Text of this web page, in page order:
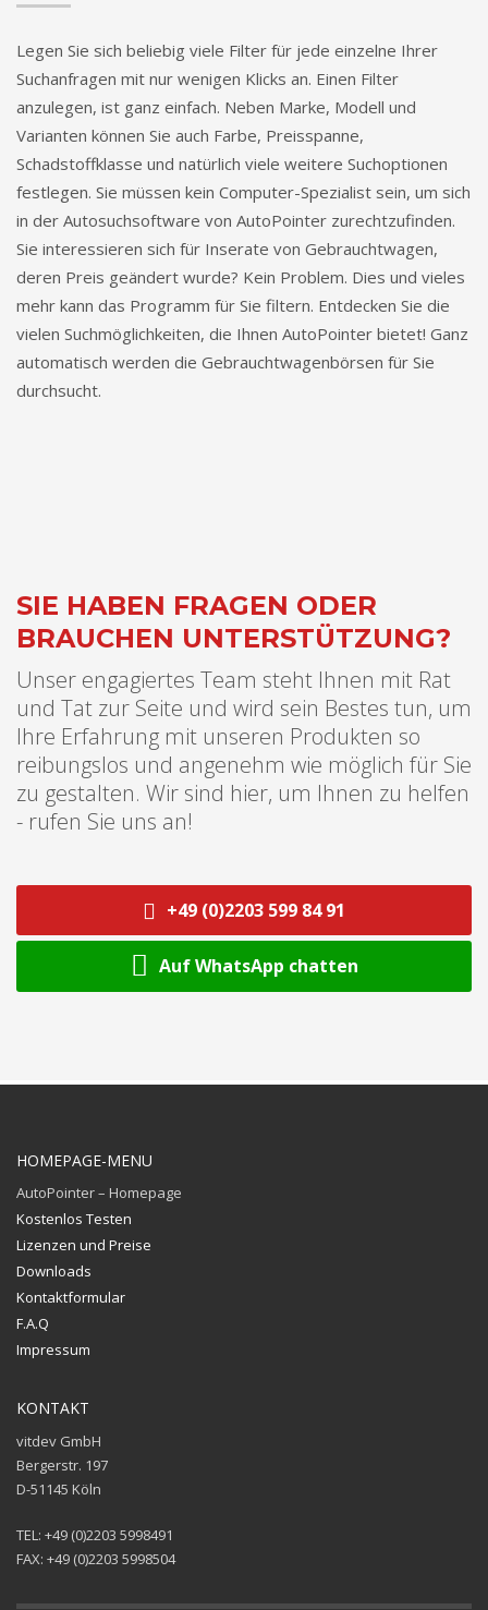
Legen Sie sich beliebig viele Filter für jede einzelne Ihrer
Suchanfragen mit nur wenigen Klicks an. Einen Filter
anzulegen, ist ganz einfach. Neben Marke, Modell und
Varianten können Sie auch Farbe, Preisspanne,
Schadstoffklasse und natürlich viele weitere Suchoptionen
festlegen. Sie müssen kein Computer-Spezialist sein, um sich
in der Autosuchsoftware von AutoPointer zurechtzufinden.
Sie interessieren sich für Inserate von Gebrauchtwagen,
deren Preis geändert wurde? Kein Problem. Dies und vieles
mehr kann das Programm für Sie filtern. Entdecken Sie die
vielen Suchmöglichkeiten, die Ihnen AutoPointer bietet! Ganz
automatisch werden die Gebrauchtwagenbörsen für Sie
durchsucht.
SIE HABEN FRAGEN ODER
BRAUCHEN UNTERSTÜTZUNG?
Unser engagiertes Team steht Ihnen mit Rat
und Tat zur Seite und wird sein Bestes tun, um
Ihre Erfahrung mit unseren Produkten so
reibungslos und angenehm wie möglich für Sie
zu gestalten. Wir sind hier, um Ihnen zu helfen
- rufen Sie uns an!
+49 (0)2203 599 84 91
Auf WhatsApp chatten
HOMEPAGE-MENU
AutoPointer – Homepage
Kostenlos Testen
Lizenzen und Preise
Downloads
Kontaktformular
F.A.Q
Impressum
KONTAKT
vitdev GmbH
Bergerstr. 197
D-51145 Köln
TEL: +49 (0)2203 5998491
FAX: +49 (0)2203 5998504